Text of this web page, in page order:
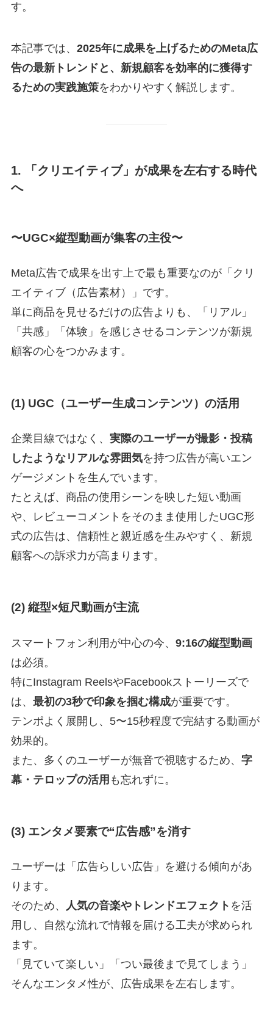
す。
本記事では、 2025年に成果を上げるためのMeta広
告の最新トレンドと、新規顧客を効率的に獲得す
るための実践施策をわかりやすく解説します。
1. 「クリエイティブ」が成果を左右する時代
へ
〜UGC×縦型動画が集客の主役〜
Meta広告で成果を出す上で最も重要なのが「クリ
エイティブ（広告素材）」です。
単に商品を見せるだけの広告よりも、「リアル」
「共感」「体験」を感じさせるコンテンツが新規
顧客の心をつかみます。
(1) UGC（ユーザー生成コンテンツ）の活用
企業目線ではなく、 実際のユーザーが撮影・投稿
したようなリアルな雰囲気を持つ広告が高いエン
ゲージメントを生んでいます。
たとえば、商品の使用シーンを映した短い動画
や、レビューコメントをそのまま使用したUGC形
式の広告は、信頼性と親近感を生みやすく、新規
顧客への訴求力が高まります。
(2) 縦型×短尺動画が主流
スマートフォン利用が中心の今、 9:16の縦型動画
は必須。
特にInstagram ReelsやFacebookストーリーズで
は、 最初の3秒で印象を掴む構成が重要です。
テンポよく展開し、5〜15秒程度で完結する動画が
効果的。
また、多くのユーザーが無音で視聴するため、 字
幕・テロップの活用 も忘れずに。
(3) エンタメ要素で“広告感”を消す
ユーザーは「広告らしい広告」を避ける傾向があ
ります。
そのため、
人気の音楽やトレンドエフェクト を活
用し、自然な流れで情報を届ける工夫が求められ
ます。
「見ていて楽しい」「つい最後まで見てしまう」
そんなエンタメ性が、広告成果を左右します。